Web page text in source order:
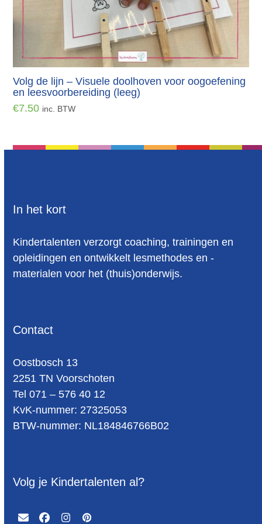
Volg de lijn – Visuele doolhoven voor oogoefening
en leesvoorbereiding (leeg)
€7.50 inc. BTW
In het kort
Kindertalenten verzorgt coaching, trainingen en
opleidingen en ontwikkelt lesmethodes en -
materialen voor het (thuis)onderwijs.
Contact
Oost­bosch 13
2251 TN Voorschoten
Tel 071 – 576 40 12
KvK-nummer: 27325053
BTW-num­mer: NL184846766B02
Volg je Kindertalenten al?